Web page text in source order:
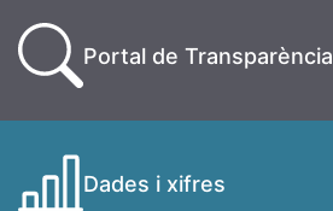
Portal de Transparència
Dades i xifres